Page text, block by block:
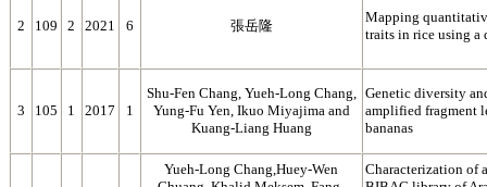
2 109 2 2021 6 張岳隆
Mapping
traits in rice using a
3 105 1 2017 1
Shu-Fen Chang, Yueh-Long Chang,
Yung-Fu Yen, Ikuo Miyajima and
Kuang-Liang Huang
Genetic diversity
amplified fragment
bananas
Yueh-Long Chang,Huey-Wen
Characterization of